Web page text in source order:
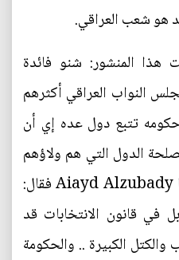
هو شعب العراقي.
هذا المنشور: شنو فائدة
النواب العراقي أكثرهم
تتبع دول عده إي أن
الدول التي هم ولاؤهم
لها وليس للعراق الجريح.. اما Aiayd Alzubady فقال:
في قانون الانتخابات قد
الكبيرة .. والحكومة